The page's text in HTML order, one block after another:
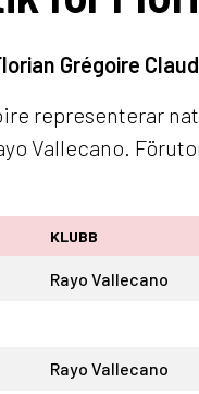
Grégoire
representerar
Vallecano.
KLUBB
Rayo Vallecano
Rayo Vallecano